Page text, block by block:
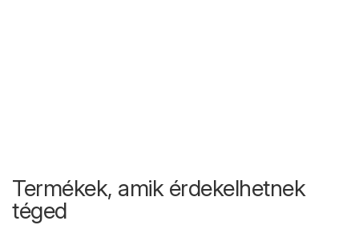
Termékek, amik érdekelhetnek
téged